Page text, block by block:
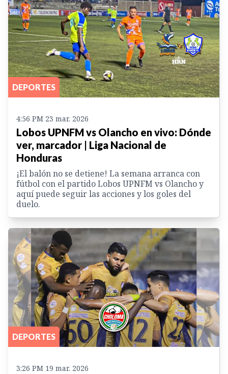
DEPORTES
4:56 PM 23 mar. 2026
Lobos UPNFM vs Olancho en vivo: Dónde
ver, marcador | Liga Nacional de
Honduras
¡El balón no se detiene! La semana arranca con
fútbol con el partido Lobos UPNFM vs Olancho y
aquí puede seguir las acciones y los goles del
duelo.
DEPORTES
3:26 PM 19 mar. 2026